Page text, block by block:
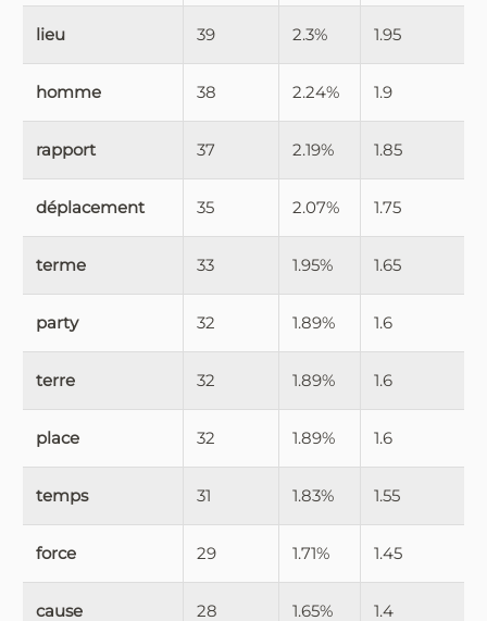
lieu 39 2.3% 1.95
homme 38 2.24% 1.9
rapport 37 2.19% 1.85
déplacement 35 2.07% 1.75
terme 33 1.95% 1.65
party 32 1.89% 1.6
terre 32 1.89% 1.6
place 32 1.89% 1.6
temps 31 1.83% 1.55
force 29 1.71% 1.45
cause 28 1.65% 1.4